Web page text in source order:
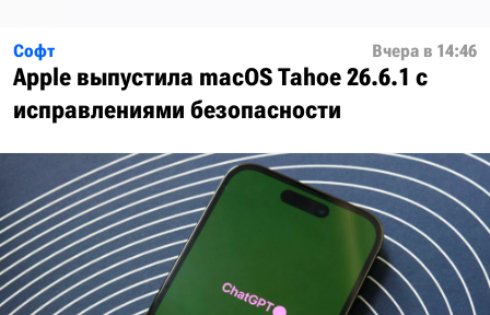
Софт Вчера в 14:46
Apple выпустила macOS Tahoe 26.6.1 с
исправлениями безопасности